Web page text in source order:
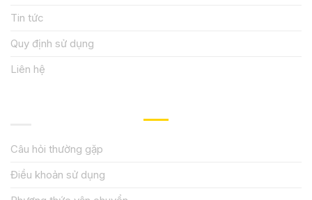
Tin tức
Quy định sử dụng
Liên hệ
Câu hỏi thường gặp
Điều khoản sử dụng